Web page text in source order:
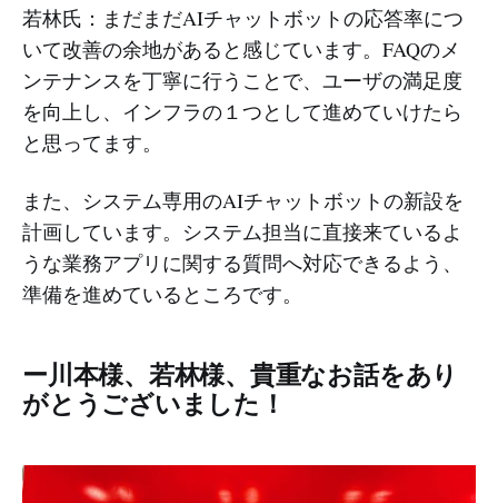
若林氏：まだまだAIチャットボットの応答率につ
いて改善の余地があると感じています。FAQのメ
ンテナンスを丁寧に行うことで、ユーザの満足度
を向上し、インフラの１つとして進めていけたら
と思ってます。
また、システム専用のAIチャットボットの新設を
計画しています。システム担当に直接来ているよ
うな業務アプリに関する質問へ対応できるよう、
準備を進めているところです。
ー川本様、若林様、貴重なお話をあり
がとうございました！